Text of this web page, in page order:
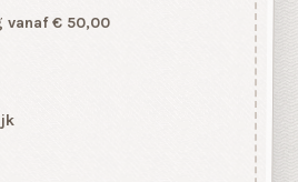
vanaf € 50,00